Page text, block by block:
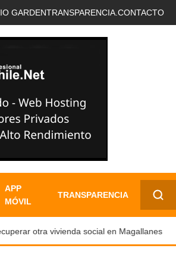
GARDENTRANSPARENCIA. CONTACTO
APP
MÓVIL
TRANSPARENCIA
✕
otra vivienda social en Magallanes